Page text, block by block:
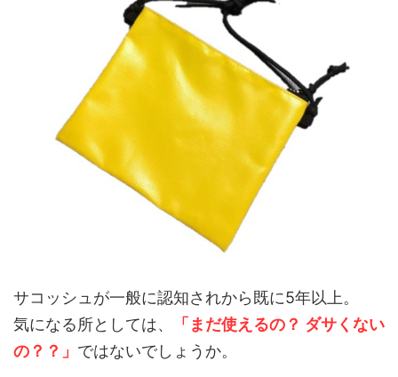
サコッシュが一般に認知されから既に5年以上。
気になる所としては、
「まだ使えるの？ ダサくない
の？？」 ではないでしょうか。